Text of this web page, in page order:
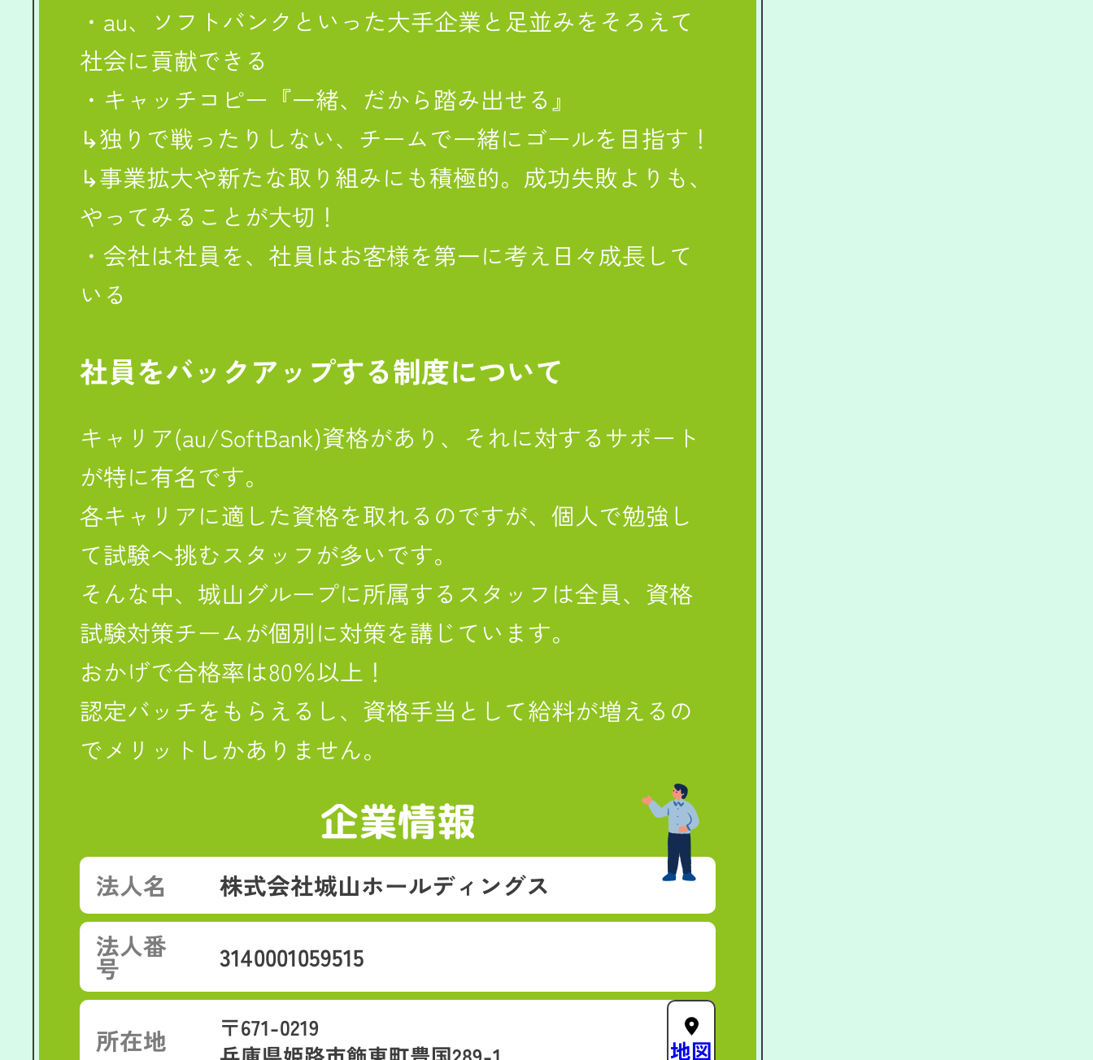
・au、ソフトバンクといった大手企業と足並みをそろえて
社会に貢献できる
・キャッチコピー『一緒、だから踏み出せる』
↳独りで戦ったりしない、チームで一緒にゴールを目指す！
↳事業拡大や新たな取り組みにも積極的。成功失敗よりも、
やってみることが大切！
・会社は社員を、社員はお客様を第一に考え日々成長して
いる
社員をバックアップする制度について
キャリア(au/SoftBank)資格があり、それに対するサポート
が特に有名です。
各キャリアに適した資格を取れるのですが、個人で勉強し
て試験へ挑むスタッフが多いです。
そんな中、城山グループに所属するスタッフは全員、資格
試験対策チームが個別に対策を講じています。
おかげで合格率は80％以上！
認定バッチをもらえるし、資格手当として給料が増えるの
でメリットしかありません。
企業情報
法人名
株式会社城山ホールディングス
法人番
号 3140001059515
所在地
〒671-0219
地図